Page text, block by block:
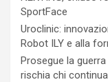
SportFace
Uroclinic:
Robot ILY e alla
Prosegue la
rischia chi